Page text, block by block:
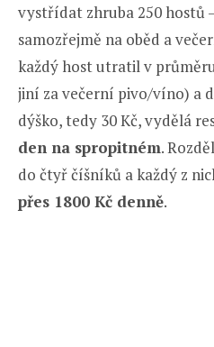
vystřídat zhruba 250 hostů
samozřejmě na oběd a
každý host utratil v
jiní za večerní pivo/víno) a
dýško, tedy 30 Kč, vydělá
den na spropitném.
do čtyř číšníků a každý z
přes 1800 Kč denně.